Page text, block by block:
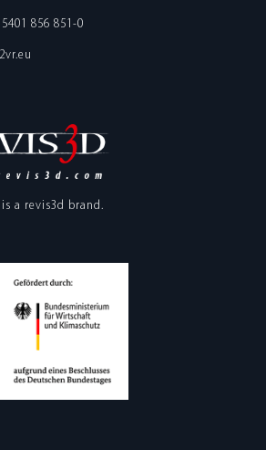
856 851-0
is a revis3d brand.